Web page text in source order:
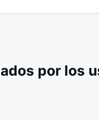
por los